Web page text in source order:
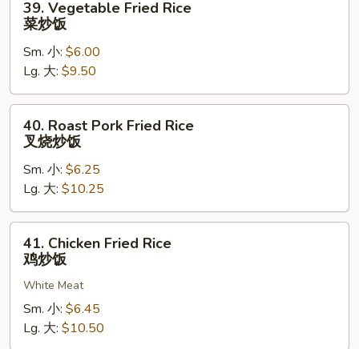
Vegetable
Fried
Rice
炒
饭
39. Vegetable Fried Rice
菜炒饭
Sm. 小: $6.00
Lg. 大: $9.50
Roast
Pork
Fried
Rice
叉
烧
40. Roast Pork Fried Rice
叉烧炒饭
Sm. 小: $6.25
Lg. 大: $10.25
Chicken
Fried
Rice
41. Chicken Fried Rice
鸡炒饭
White Meat
Sm. 小: $6.45
Lg. 大: $10.50